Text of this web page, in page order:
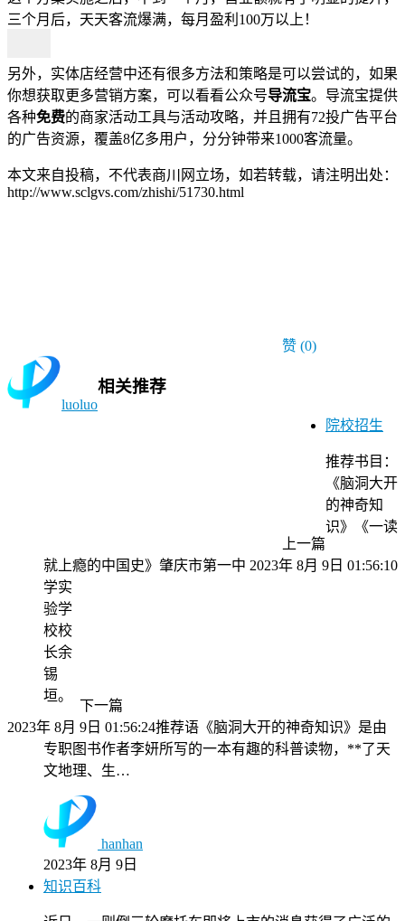
三个月后，天天客流爆满，每月盈利100万以上！
另外，实体店经营中还有很多方法和策略是可以尝试的，如果
你想获取更多营销方案，可以看看公众号导流宝。导流宝提供
各种免费的商家活动工具与活动攻略，并且拥有72投广告平台
的广告资源，覆盖8亿多用户，分分钟带来1000客流量。
本文来自投稿，不代表商川网立场，如若转载，请注明出处：
http://www.sclgvs.com/zhishi/51730.html
赞 (0)
luoluo
上一篇
2023年 8月 9日 01:56:10
下一篇
2023年 8月 9日 01:56:24
相关推荐
院校招生
推荐书目：
《脑洞大开
的神奇知
识》《一读
就上瘾的中国史》肇庆市第一中
学实
验学
校校
长余
锡
垣。
推荐语《脑洞大开的神奇知识》是由
专职图书作者李妍所写的一本有趣的科普读物，**了天
文地理、生…
hanhan
2023年 8月 9日
知识百科